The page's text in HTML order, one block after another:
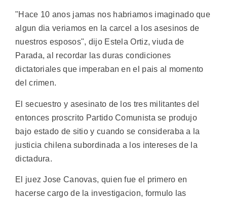
"Hace 10 anos jamas nos habriamos imaginado que
algun dia veriamos en la carcel a los asesinos de
nuestros esposos", dijo Estela Ortiz, viuda de
Parada, al recordar las duras condiciones
dictatoriales que imperaban en el pais al momento
del crimen.
El secuestro y asesinato de los tres militantes del
entonces proscrito Partido Comunista se produjo
bajo estado de sitio y cuando se consideraba a la
justicia chilena subordinada a los intereses de la
dictadura.
El juez Jose Canovas, quien fue el primero en
hacerse cargo de la investigacion, formulo las